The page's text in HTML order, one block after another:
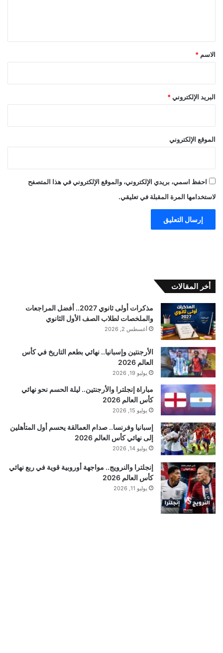
*
الاسم *
البريد الإلكتروني *
الموقع الإلكتروني
احفظ اسمي، بريدي الإلكتروني، والموقع الإلكتروني في هذا المتصفح
لاستخدامها المرة المقبلة في تعليقي.
أخر المقالات
مذكرات أولى ثانوي 2027.. أفضل المراجعات
والملخصات لطلاب الصف الأول الثانوي
أغسطس 2, 2026
الأرجنتين وإسبانيا.. نهائي بطعم التاريخ في كأس
العالم 2026
يوليو 19, 2026
مباراة إنجلترا والأرجنتين.. ليلة الحسم نحو نهائي
كأس العالم 2026
يوليو 15, 2026
إسبانيا وفرنسا.. صدام العمالقة يحسم أول المتأهلين
إلى نهائي كأس العالم 2026
يوليو 14, 2026
إنجلترا والنرويج.. مواجهة أوروبية قوية في ربع نهائي
كأس العالم 2026
يوليو 11, 2026